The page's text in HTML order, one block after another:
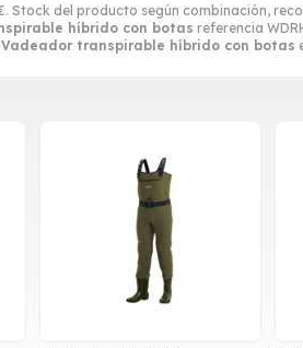
. Stock del producto según combinación,
híbrido con botas referencia
Vadeador transpirable híbrido con botas